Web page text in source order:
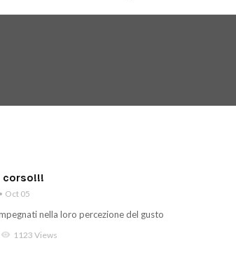
corso!!!
Oct 05
nella loro percezione del gusto
visibility 1123 Views